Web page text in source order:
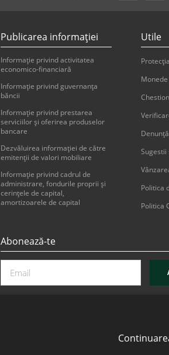
Publicarea informaţiei
Informaţie privind activitatea
economico-financiară
Informaţie privind guvernanţa
băncii
Informaţie privind prestarea
serviciilor şi oferirea produselor
bancare
Dezvăluirea informaţiei de către
emitenţii de valori mobiliare
Informație privind cadrul de
administrare, fondurile proprii și
cerințele de capital,
amortizoarele de capital
Utile
Politica
Politica
Abonează-te